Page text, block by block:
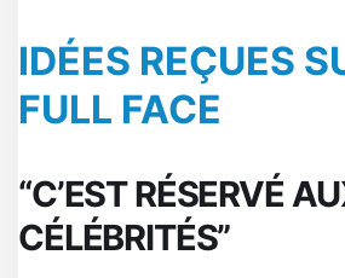
IDÉES REÇUES
FULL FACE
“C’EST RÉSERVÉ
CÉLÉBRITÉS”